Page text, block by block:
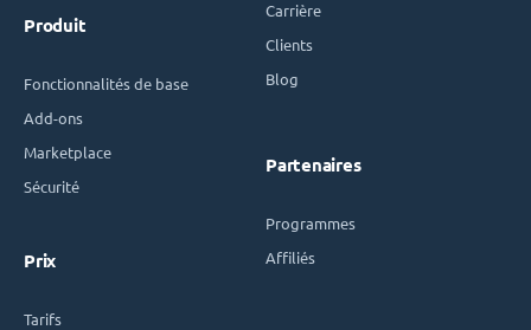
Produit
Fonctionnalités de base
Add-ons
Marketplace
Sécurité
Prix
Tarifs
Carrière
Clients
Blog
Partenaires
Programmes
Affiliés